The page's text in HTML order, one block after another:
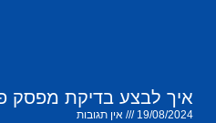
איך לבצע בדיקת מפסק
19/08/2024 אין תגובות